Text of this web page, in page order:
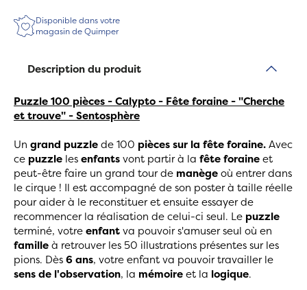
Disponible dans votre
magasin de Quimper
Description du produit
Puzzle 100 pièces - Calypto - Fête foraine - "Cherche
et trouve" - Sentosphère
Un grand puzzlede 100 pièces sur la fête foraine.Avec
ce puzzle lesenfantsvont partir à la fête foraineet
peut-être faire un grand tour de manègeoù entrer dans
le cirque ! Il est accompagné de son poster à taille réelle
pour aider à le reconstitueret ensuite essayer de
recommencer la réalisation de celui-ci seul. Le puzzle
terminé, votreenfantva pouvoir s'amuser seul où en
familleà retrouver les 50 illustrations présentes sur les
pions. Dès6ans, votre enfant va pouvoir travailler le
sens de l'observation, la mémoireet la logique.